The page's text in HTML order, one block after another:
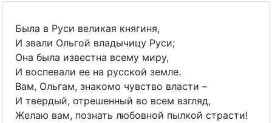
Была в Руси великая княгиня,
И звали Ольгой владычицу Руси;
Она была известна всему миру,
И воспевали ее на русской земле.
Вам, Ольгам, знакомо чувство власти –
И твердый, отрешенный во всем взгляд,
Желаю вам, познать любовной пылкой страсти!